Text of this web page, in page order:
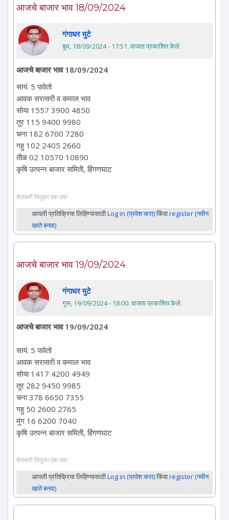
आजचे बाजार भाव 18/09/2024
गंगाधर मुटे
बुध, 18/09/2024 - 17:51. वाजता प्रकाशित केले.
आजचे बाजार भाव 18/09/2024
सायं. 5 पावेतो
आवक सरासरी व कमाल भाव
सोया 1557 3900 4850
तुर 115 9400 9980
चना 182 6700 7280
गहु 102 2405 2660
तीळ 02 10570 10890
कृषि उत्पन्न बाजार समिती, हिंगणघाट
शेतकरी तितुका एक एक!
आपली प्रतिक्रिया लिहिण्यासाठीLog in (प्रवेश करा)किंवाregister (नवीन
खाते बनवा)
आजचे बाजार भाव 19/09/2024
गंगाधर मुटे
गुरू, 19/09/2024 - 18:00. वाजता प्रकाशित केले.
आजचे बाजार भाव 19/09/2024
सायं. 5 पावेतो
आवक सरासरी व कमाल भाव
सोया 1417 4200 4949
तुर 282 9450 9985
चना 378 6650 7355
गहु 50 2600 2765
मुंग 16 6200 7040
कृषि उत्पन्न बाजार समिती, हिंगणघाट
शेतकरी तितुका एक एक!
आपली प्रतिक्रिया लिहिण्यासाठीLog in (प्रवेश करा)किंवाregister (नवीन
खाते बनवा)